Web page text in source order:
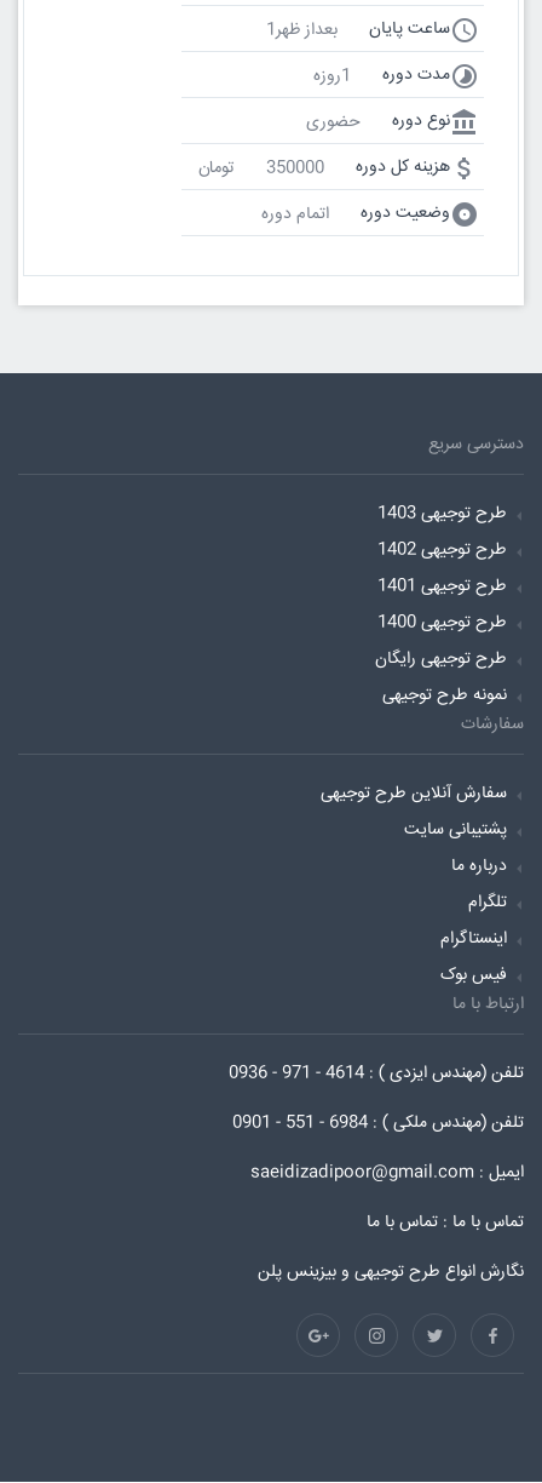
access_timeساعت پایان بعداز ظهر1
timelapseمدت دوره 1روزه
account_balanceنوع دوره حضوری
attach_money هزینه کل دوره 350000 تومان
albumوضعیت دوره اتمام دوره
دسترسی سریع
طرح توجیهی 1403
طرح توجیهی 1402
طرح توجیهی 1401
طرح توجیهی 1400
طرح توجیهی رایگان
نمونه طرح توجیهی
سفارشات
سفارش آنلاین طرح توجیهی
پشتیبانی سایت
درباره ما
تلگرام
اینستاگرام
فیس بوک
ارتباط با ما
تلفن (مهندس ایزدی ) : 4614 - 971 - 0936
تلفن (مهندس ملکی ) : 6984 - 551 - 0901
ایمیل : saeidizadipoor@gmail.com
تماس با ما : تماس با ما
نگارش انواع طرح توجیهی و بیزینس پلن